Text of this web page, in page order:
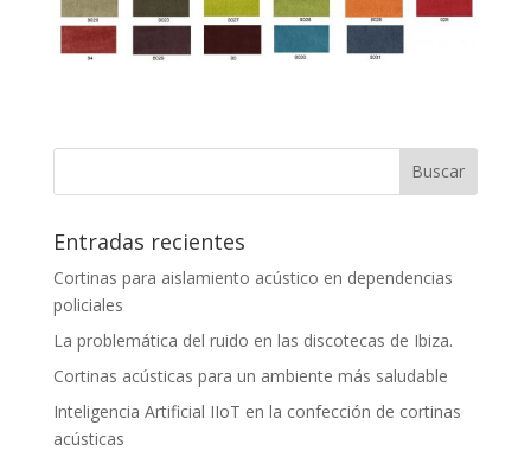
Entradas recientes
Cortinas para aislamiento acústico en dependencias
policiales
La problemática del ruido en las discotecas de Ibiza.
Cortinas acústicas para un ambiente más saludable
Inteligencia Artificial IIoT en la confección de cortinas
acústicas